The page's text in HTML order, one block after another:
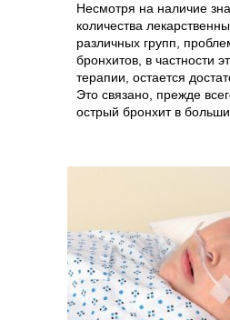
Несмотря на наличие
количества
различных групп,
бронхитов, в частности
терапии, остается
Это связано, прежде
острый бронхит в